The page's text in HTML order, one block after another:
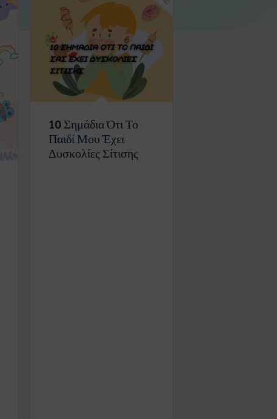
10 Σημάδια Ότι Το
Παιδί Μου Έχει
Δυσκολίες Σίτισης